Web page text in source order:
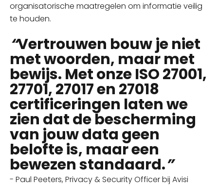
organisatorische maatregelen om informatie veilig
te houden.
“Vertrouwen bouw je niet
met woorden, maar met
bewijs. Met onze ISO 27001,
27701, 27017 en 27018
certificeringen laten we
zien dat de bescherming
van jouw data geen
belofte is, maar een
bewezen standaard.”
- Paul Peeters, Privacy & Security Officer bij Avisi